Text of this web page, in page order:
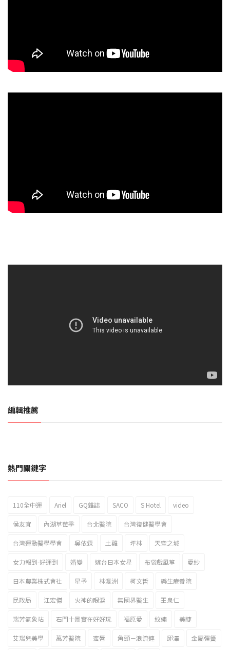
編輯推薦
2023新北市北海岸國際風箏節「風在石起」霸氣回歸
熱門關鍵字
110全中運 Ariel GQ雜誌 SACO S Hotel video
侯友宜 內湖草莓季 台北醫院 台灣復健醫學會
台灣運動醫學學會 吳依霖 土雞 坪林 天空之城
女力報到-好運到 婚變 嫁台日本女星 布袋戲風箏 愛紗
日本農業株式會社 星予 林瀛洲 柯文哲 樂生療養院
民政局 江宏傑 火神的眼淚 無國界醫生 王泉仁
瑞芳氣象站 石門十景實在好好玩 福原愛 紋繡 美睫
艾瑞兒美學 萬芳醫院 蜜唇 角頭－浪流連 邱澤 金屬彈簧